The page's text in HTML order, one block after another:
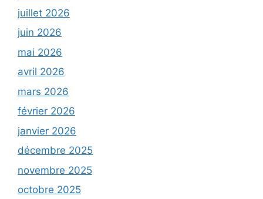
juillet 2026
juin 2026
mai 2026
avril 2026
mars 2026
février 2026
janvier 2026
décembre 2025
novembre 2025
octobre 2025